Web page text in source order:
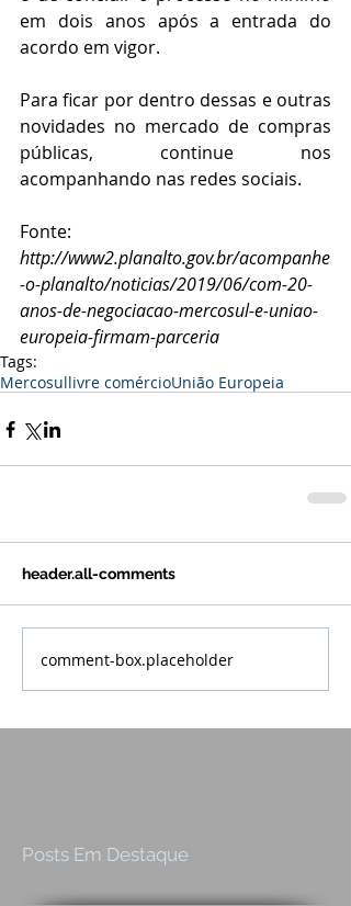
em dois anos após a entrada do
acordo em vigor.
Para ficar por dentro dessas e outras
novidades no mercado de compras
públicas, continue nos
acompanhando nas redes sociais.
Fonte:
http://www2.planalto.gov.br/acompanhe
-o-planalto/noticias/2019/06/com-20-
anos-de-negociacao-mercosul-e-uniao-
europeia-firmam-parceria
Tags:
Mercosullivre comércioUnião Europeia
header.all-comments
comment-box.placeholder
Posts Em Destaque